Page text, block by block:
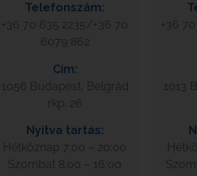
Telefonszám:
+36 70 635 2235/+36 70
6079 862
Cím:
1056 Budapest, Belgrád
rkp. 26
Nyitva tartás:
Hétköznap 7:00 – 20:00
Szombat 8:00 – 16:00
+36
1013